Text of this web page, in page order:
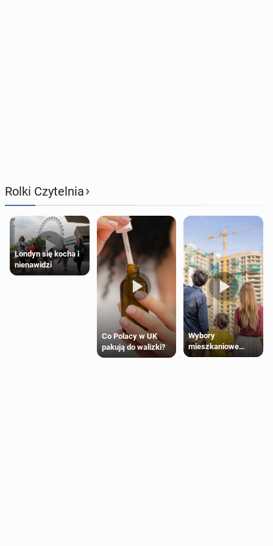
Rolki Czytelnia›
Londyn się kocha i
nienawidzi
Co Polacy w UK
pakują do walizki?
Wybory
mieszkaniowe
Polaków 2025